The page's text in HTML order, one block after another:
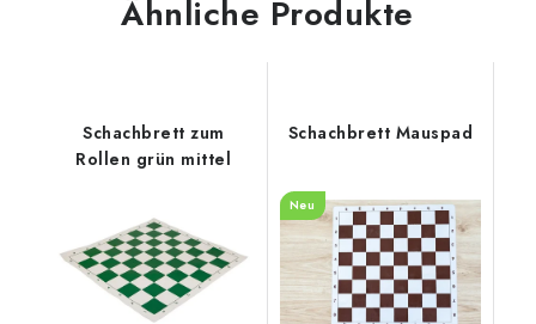
Ähnliche Produkte
Schachbrett zum
Rollen grün mittel
Schachbrett Mauspad
Neu